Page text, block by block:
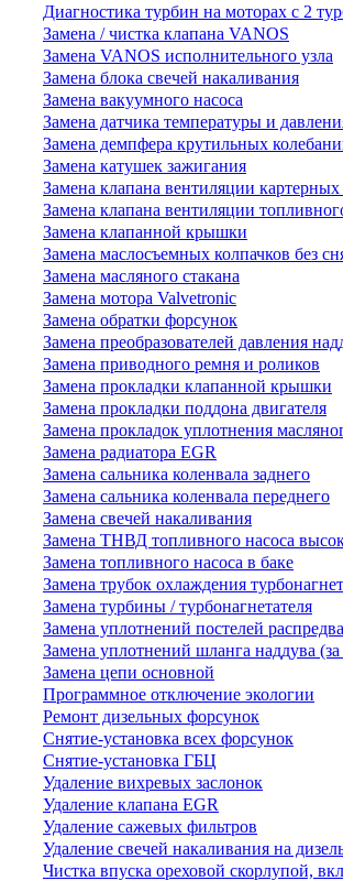
Диагностика турбин на моторах с 2
Замена / чистка клапана VANOS
Замена VANOS исполнительного узла
Замена блока свечей накаливания
Замена вакуумного насоса
Замена датчика температуры и
Замена демпфера крутильных
Замена катушек зажигания
Замена клапана вентиляции картерных
Замена клапана вентиляции
Замена клапанной крышки
Замена маслосъемных колпачков без
Замена масляного стакана
Замена мотора Valvetronic
Замена обратки форсунок
Замена преобразователей давления
Замена приводного ремня и роликов
Замена прокладки клапанной крышки
Замена прокладки поддона двигателя
Замена прокладок уплотнения
Замена радиатора EGR
Замена сальника коленвала заднего
Замена сальника коленвала переднего
Замена свечей накаливания
Замена ТНВД топливного насоса
Замена топливного насоса в баке
Замена трубок охлаждения
Замена турбины / турбонагнетателя
Замена уплотнений постелей
Замена уплотнений шланга наддува
Замена цепи основной
Программное отключение экологии
Ремонт дизельных форсунок
Снятие-установка всех форсунок
Снятие-установка ГБЦ
Удаление вихревых заслонок
Удаление клапана EGR
Удаление сажевых фильтров
Удаление свечей накаливания на
Чистка впуска ореховой скорлупой,